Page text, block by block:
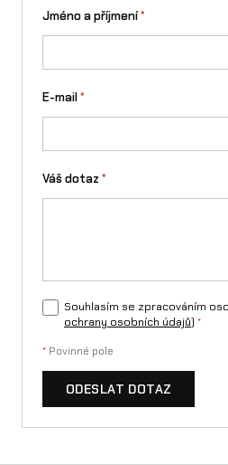
í
Jméno a příjmení*
E-mail*
Váš dotaz *
Souhlasím se zpracováním
ochrany osobních údajů) *
* Povinné pole
ODESLAT DOTAZ